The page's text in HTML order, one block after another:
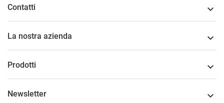
Contatti 
La nostra azienda 
Prodotti 
Newsletter 